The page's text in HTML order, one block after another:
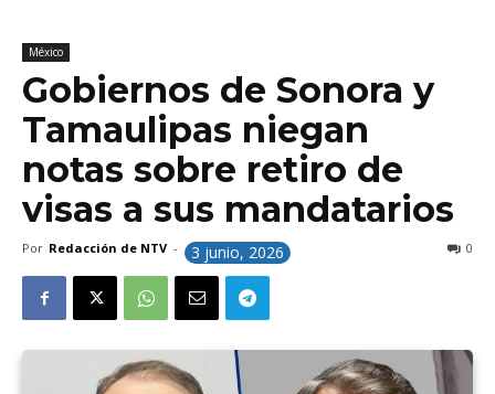
México
Gobiernos de Sonora y
Tamaulipas niegan
notas sobre retiro de
visas a sus mandatarios
Por Redacción de NTV - 3 junio, 2026 0